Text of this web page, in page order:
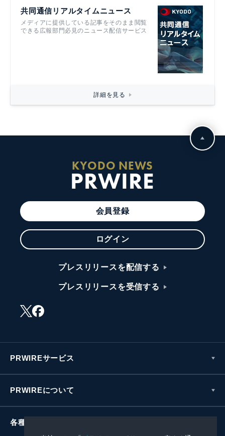
共同通信リアルタイムニュース
メディアに提供している記事をそのまま閲覧
できる広報部門必見のニュース配信サービス
詳細を見る
KYODO NEWS
PRWIRE
会員登録
ログイン
プレスリリースを配信する
プレスリリースを受信する
PRWIREサービス
PRWIREについて
各種お問い合わせ